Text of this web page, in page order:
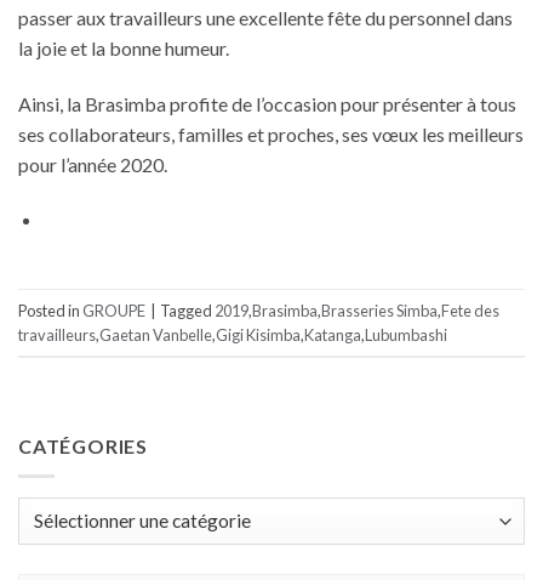
passer aux travailleurs une excellente fête du personnel dans
la joie et la bonne humeur.
Ainsi, la Brasimba profite de l’occasion pour présenter à tous
ses collaborateurs, familles et proches, ses vœux les meilleurs
pour l’année 2020.
Posted in GROUPE | Tagged 2019,Brasimba,Brasseries Simba,Fete des
travailleurs,Gaetan Vanbelle,Gigi Kisimba,Katanga,Lubumbashi
CATÉGORIES
Catégories